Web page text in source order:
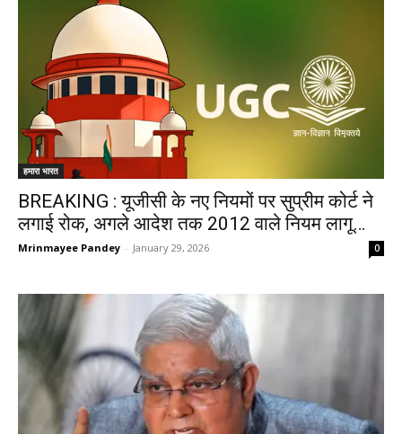
हमारा भारत
BREAKING : यूजीसी के नए नियमों पर सुप्रीम कोर्ट ने
लगाई रोक, अगले आदेश तक 2012 वाले नियम लागू…
Mrinmayee Pandey - January 29, 2026 0